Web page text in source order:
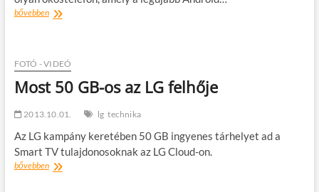
bővebbenItt
5
FOTÓ - VIDEÓ
Most 50 GB-os az LG felhője
2013.10.01. lg technika
Az LG kampány keretében 50 GB ingyenes tárhelyet ad a
Smart TV tulajdonosoknak az LG Cloud-on.
bővebbenMost